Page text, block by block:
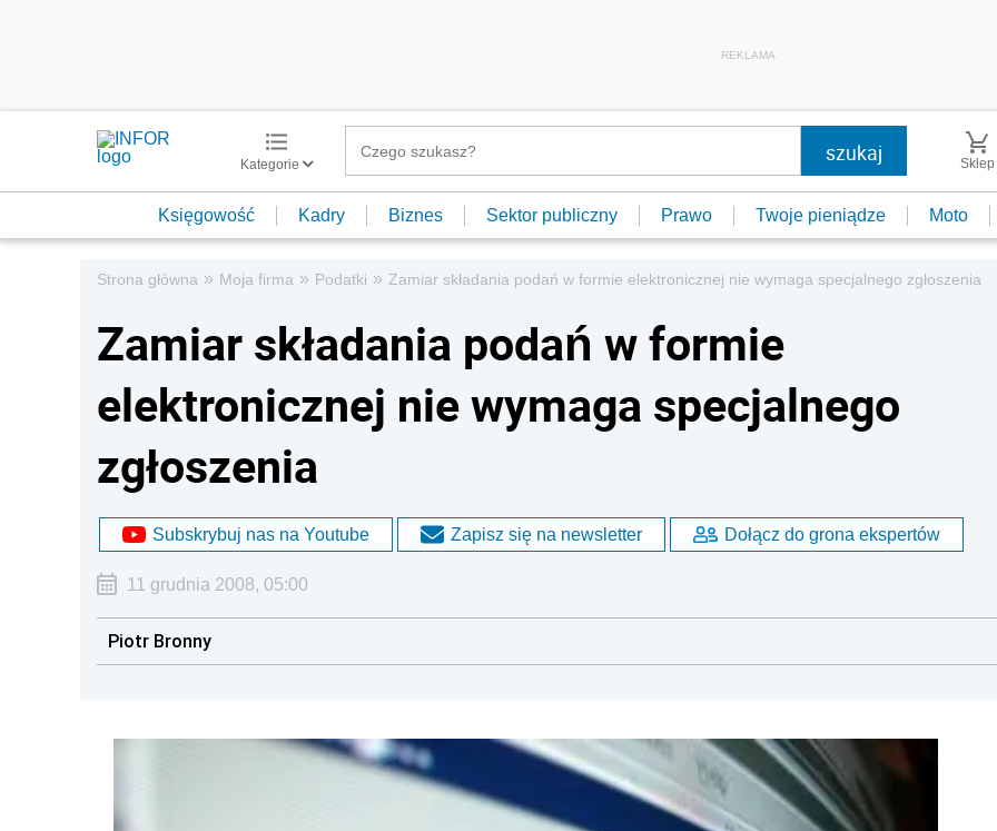
REKLAMA
Kategorie Sklep
Księgowość Kadry Biznes Sektor publiczny Prawo Twoje pieniądze Moto
Strona główna » Moja firma » Podatki » Zamiar składania podań w formie elektronicznej nie wymaga specjalnego zgłoszenia
Zamiar składania podań w formie
elektronicznej nie wymaga specjalnego
zgłoszenia
Subskrybuj nas na Youtube Zapisz się na newsletter Dołącz do grona ekspertów
11 grudnia 2008, 05:00
Piotr Bronny